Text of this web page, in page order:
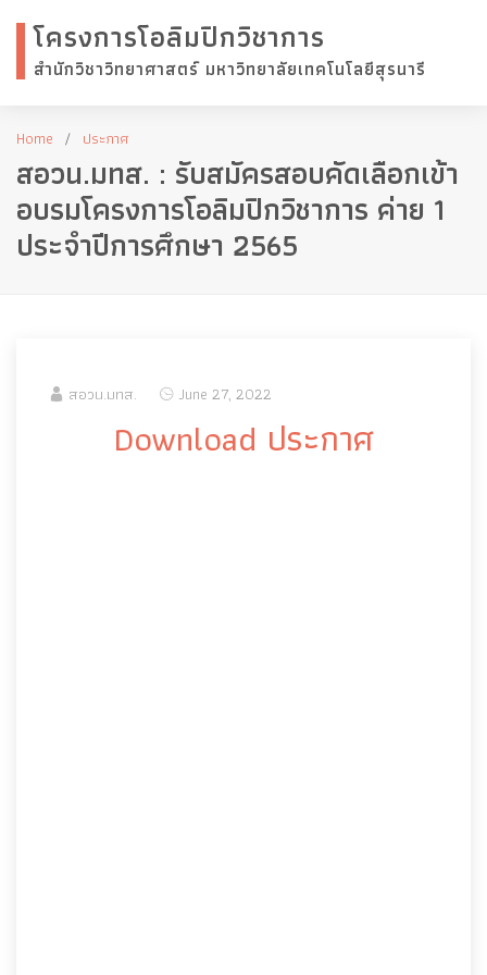
โครงการโอลิมปิกวิชาการ
สำนักวิชาวิทยาศาสตร์ มหาวิทยาลัยเทคโนโลยีสุรนารี
Home ประกาศ
สอวน.มทส. : รับสมัครสอบคัดเลือกเข้า
อบรมโครงการโอลิมปิกวิชาการ ค่าย 1
ประจำปีการศึกษา 2565
สอวน.มทส. June 27, 2022
Download ประกาศ